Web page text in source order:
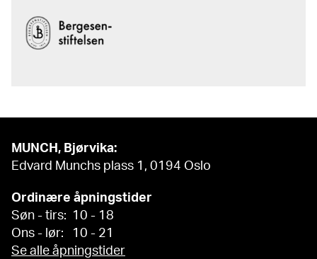
MUNCH, Bjørvika:
Edvard Munchs plass 1, 0194 Oslo
Ordinære åpningstider
Søn - tirs: 10 - 18
Ons - lør: 10 - 21
Se alle åpningstider